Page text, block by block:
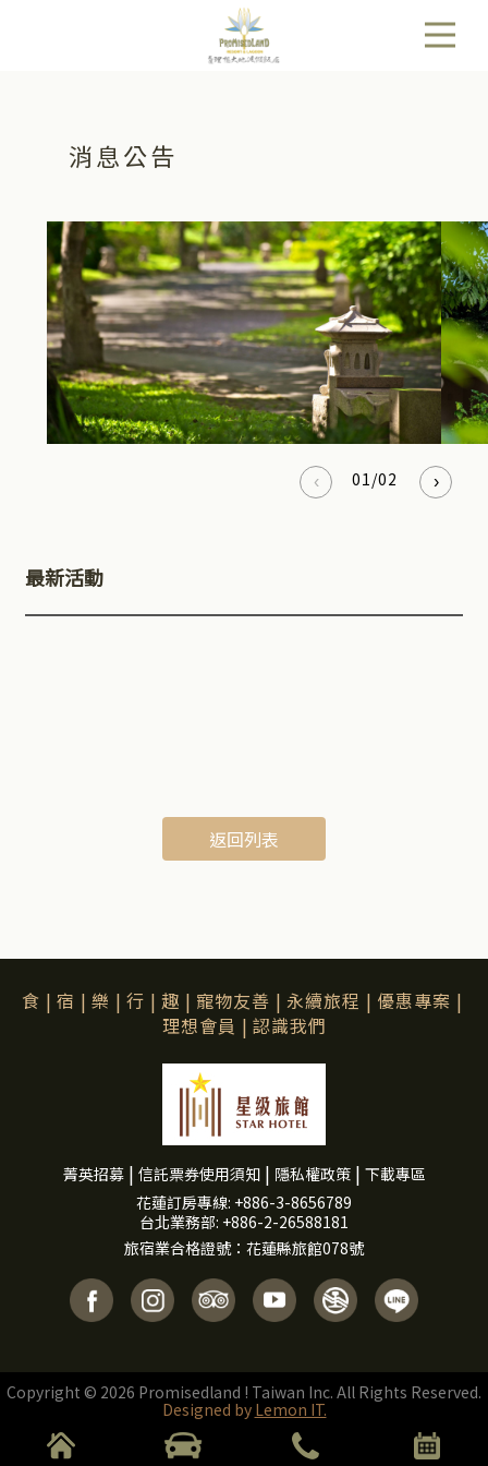
消息公告
‹ ›
01/02
最新活動
返回列表
食 | 宿 | 樂 | 行 | 趣 | 寵物友善 | 永續旅程 | 優惠專案 |
理想會員 | 認識我們
菁英招募 | 信託票券使用須知 | 隱私權政策 | 下載專區
花蓮訂房專線: +886-3-8656789
台北業務部: +886-2-26588181
旅宿業合格證號：花蓮縣旅館​078號
Copyright © 2026 Promisedland ! Taiwan Inc. All Rights Reserved.
Designed by Lemon IT.